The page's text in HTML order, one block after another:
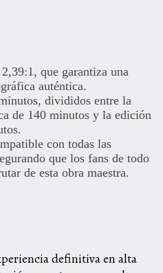
2,39:1, que garantiza una
auténtica.
divididos entre la
de 140 minutos y la edición
con todas las
que los fans de todo
de esta obra maestra.
definitiva en alta